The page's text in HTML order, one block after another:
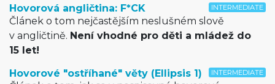
INTERMEDIATE
Hovorová angličtina: F*CK
Článek o tom nejčastějším neslušném slově
v angličtině. Není vhodné pro děti a mládež do
15 let!
INTERMEDIATE
Hovorové "ostříhané" věty (Ellipsis 1)